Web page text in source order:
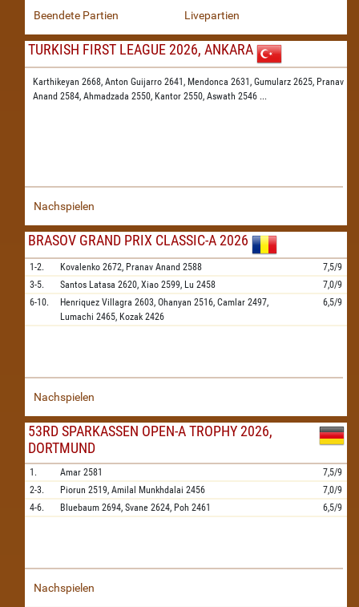
Beendete Partien Livepartien
TURKISH FIRST LEAGUE 2026, ANKARA
Karthikeyan 2668, Anton Guijarro 2641, Mendonca 2631, Gumularz 2625, Pranav
Anand 2584, Ahmadzada 2550, Kantor 2550, Aswath 2546 ...
Nachspielen
BRASOV GRAND PRIX CLASSIC-A 2026
1-2. Kovalenko 2672, Pranav Anand 2588
7,5/9
3-5.
Santos Latasa 2620, Xiao 2599, Lu 2458
7,0/9
6-10.
Henriquez Villagra 2603, Ohanyan 2516, Camlar 2497,
Lumachi 2465, Kozak 2426
6,5/9
Nachspielen
53RD SPARKASSEN OPEN-A TROPHY 2026,
DORTMUND
1. Amar 2581
7,5/9
2-3.
Piorun 2519, Amilal Munkhdalai 2456
7,0/9
4-6.
Bluebaum 2694, Svane 2624, Poh 2461 6,5/9
Nachspielen